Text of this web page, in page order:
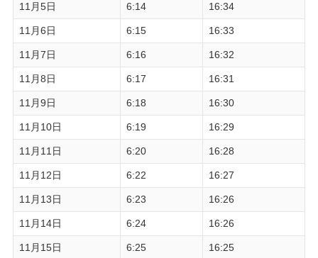
11月5日 6:14 16:34
11月6日 6:15 16:33
11月7日 6:16 16:32
11月8日 6:17 16:31
11月9日 6:18 16:30
11月10日 6:19 16:29
11月11日 6:20 16:28
11月12日 6:22 16:27
11月13日 6:23 16:26
11月14日 6:24 16:26
11月15日 6:25 16:25